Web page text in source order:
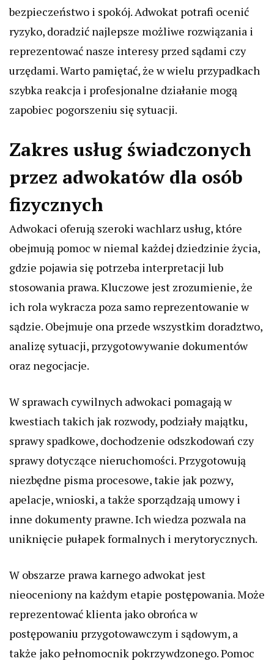
bezpieczeństwo i spokój. Adwokat potrafi ocenić
ryzyko, doradzić najlepsze możliwe rozwiązania i
reprezentować nasze interesy przed sądami czy
urzędami. Warto pamiętać, że w wielu przypadkach
szybka reakcja i profesjonalne działanie mogą
zapobiec pogorszeniu się sytuacji.
Zakres usług świadczonych
przez adwokatów dla osób
fizycznych
Adwokaci oferują szeroki wachlarz usług, które
obejmują pomoc w niemal każdej dziedzinie życia,
gdzie pojawia się potrzeba interpretacji lub
stosowania prawa. Kluczowe jest zrozumienie, że
ich rola wykracza poza samo reprezentowanie w
sądzie. Obejmuje ona przede wszystkim doradztwo,
analizę sytuacji, przygotowywanie dokumentów
oraz negocjacje.
W sprawach cywilnych adwokaci pomagają w
kwestiach takich jak rozwody, podziały majątku,
sprawy spadkowe, dochodzenie odszkodowań czy
sprawy dotyczące nieruchomości. Przygotowują
niezbędne pisma procesowe, takie jak pozwy,
apelacje, wnioski, a także sporządzają umowy i
inne dokumenty prawne. Ich wiedza pozwala na
uniknięcie pułapek formalnych i merytorycznych.
W obszarze prawa karnego adwokat jest
nieoceniony na każdym etapie postępowania. Może
reprezentować klienta jako obrońca w
postępowaniu przygotowawczym i sądowym, a
także jako pełnomocnik pokrzywdzonego. Pomoc